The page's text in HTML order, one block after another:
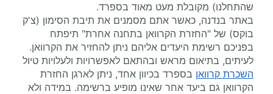
שהתחלנו) מקובלת מעט מאוד בספרד.
באתר בנדנה, כאשר אתם מסמנים את תיבת הסימון (צ'ק
בוקס) של "החזרת הקרוואן בתחנה אחרת" תיפתח
בפניכם רשימת היעדים אליהם ניתן להחזיר את הקרוואן.
לעיתים, בתיאום מראש ובהתאם לאפשרויות ולעלויות טיול
השכרת קרוואן בספרד בכיוון אחד, ניתן לארגן החזרת
הקרוואן גם ביעד אחר שאינו מופיע ברשימה. במידה ולא